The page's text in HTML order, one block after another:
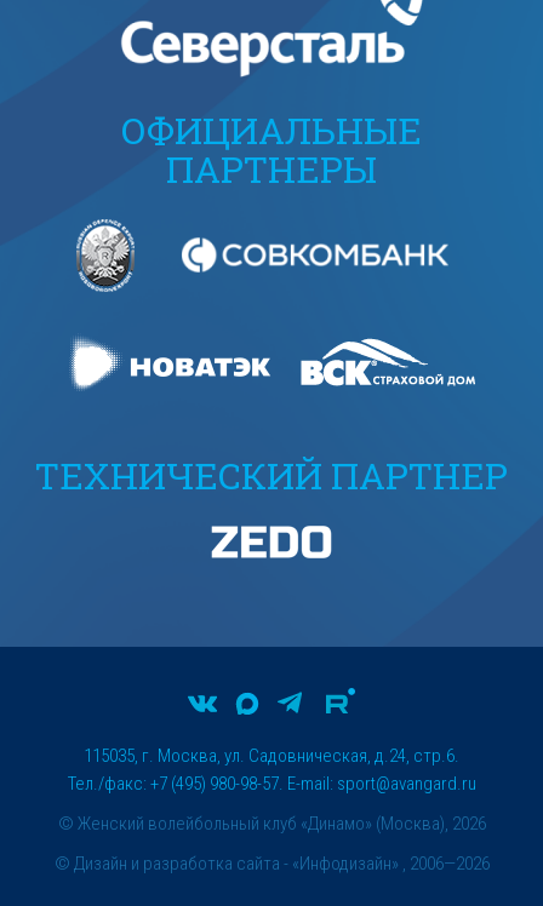
ОФИЦИАЛЬНЫЕ
ПАРТНЕРЫ
ТЕХНИЧЕСКИЙ ПАРТНЕР
© Женский волейбольный клуб «Динамо» (Москва), 2026
115035, г. Москва, ул. Садовническая, д.24, стр.6.
Тел./факс: +7 (495) 980-98-57. E-mail: sport@avangard.ru
© Дизайн и разработка сайта - «Инфодизайн» , 2006—2026